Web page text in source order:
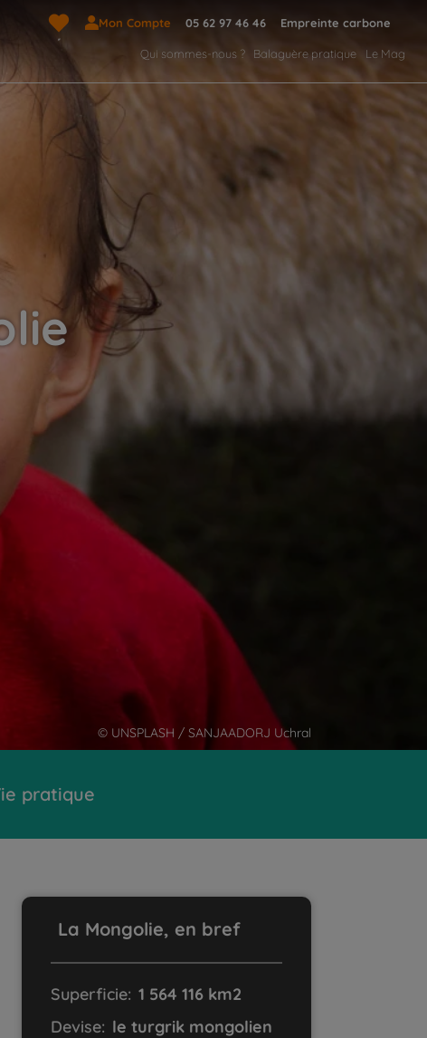
Mon Compte 05 62 97 46 46 Empreinte carbone
Qui sommes-nous ? Balaguère pratique Le Mag
© UNSPLASH / SANJAADORJ Uchral
pratique
La Mongolie, en bref
Superficie: 1 564 116 km2
Devise: le turgrik mongolien